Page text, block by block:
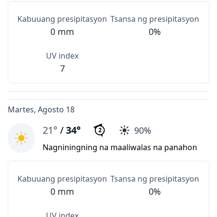
Kabuuang presipitasyon
0 mm
Tsansa ng presipitasyon
0%
UV index
7
Martes, Agosto 18
21° /34° 2 90%
Nagniningning na maaliwalas na panahon
Kabuuang presipitasyon
0 mm
Tsansa ng presipitasyon
0%